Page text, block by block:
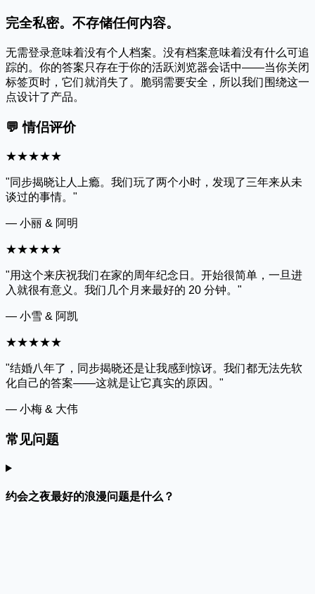
完全私密。不存储任何内容。
无需登录意味着没有个人档案。没有档案意味着没有什么可追
踪的。你的答案只存在于你的活跃浏览器会话中——当你关闭
标签页时，它们就消失了。脆弱需要安全，所以我们围绕这一
点设计了产品。
💬 情侣评价
★★★★★
"同步揭晓让人上瘾。我们玩了两个小时，发现了三年来从未
谈过的事情。"
— 小丽 & 阿明
★★★★★
"用这个来庆祝我们在家的周年纪念日。开始很简单，一旦进
入就很有意义。我们几个月来最好的 20 分钟。"
— 小雪 & 阿凯
★★★★★
"结婚八年了，同步揭晓还是让我感到惊讶。我们都无法先软
化自己的答案——这就是让它真实的原因。"
— 小梅 & 大伟
常见问题
约会之夜最好的浪漫问题是什么？